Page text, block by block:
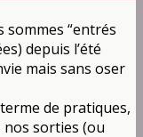
sommes “entrés
depuis l’été
mais sans oser
de pratiques,
sorties (ou